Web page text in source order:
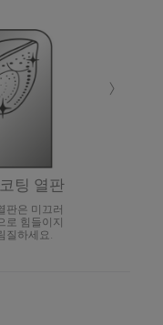
팅 열판
판은 미끄러
로 힘들이지
질하세요.
›